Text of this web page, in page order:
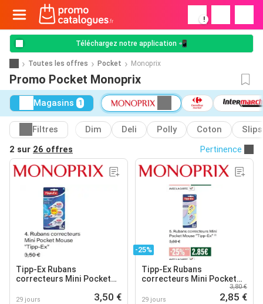
!
Téléchargez notre application 📲
Toutes les offres Pocket Monoprix
Promo Pocket Monoprix
Magasins 1
Filtres Dim Deli Polly Coton
Slips
2 sur 26 offres Pertinence
Tipp-Ex Rubans
correcteurs Mini Pocket
29 jours 3,50 €
-25%
Tipp-Ex Rubans
correcteurs Mini Pocket
29 jours
3,80 €
2,85 €